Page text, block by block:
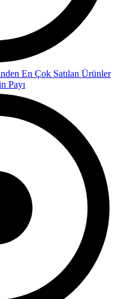
En Çok Satılan Ürünler
Payı